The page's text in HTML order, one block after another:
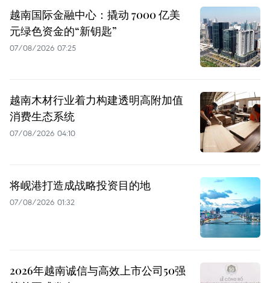
越南国际金融中心：撬动 7000 亿美
元绿色资金的“新钥匙”
07/08/2026 07:25
越南木材行业着力构建透明高附加值
消费生态系统
07/08/2026 04:10
将岘港打造成战略投资目的地
07/08/2026 01:32
2026年越南诚信与高效上市公司50强